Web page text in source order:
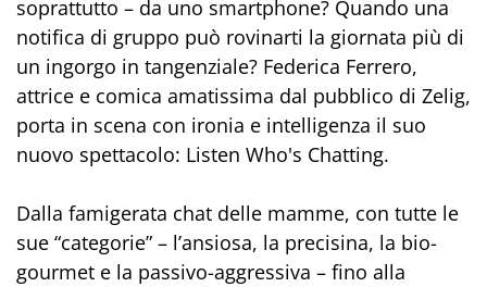
soprattutto – da uno smartphone? Quando una
notifica di gruppo può rovinarti la giornata più di
un ingorgo in tangenziale? Federica Ferrero,
attrice e comica amatissima dal pubblico di Zelig,
porta in scena con ironia e intelligenza il suo
nuovo spettacolo: Listen Who's Chatting.
Dalla famigerata chat delle mamme, con tutte le
sue “categorie” – l’ansiosa, la precisina, la bio-
gourmet e la passivo-aggressiva – fino alla